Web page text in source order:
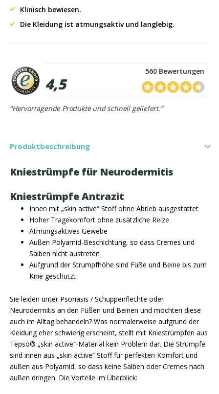
Klinisch bewiesen.
Die Kleidung ist atmungsaktiv und langlebig.
4,5
560 Bewertungen
“Hervorragende Produkte und schnell geliefert.”
Produktbeschreibung
Kniestrümpfe für Neurodermitis
Kniestrümpfe Antrazit
Innen mit „skin active“ Stoff ohne Abrieb ausgestattet
Hoher Tragekomfort ohne zusätzliche Reize
Atmungsaktives Gewebe
Außen Polyamid-Beschichtung, so dass Cremes und
Salben nicht austreten
Aufgrund der Strumpfhöhe sind Füße und Beine bis zum
Knie geschützt
Sie leiden unter Psoriasis / Schuppenflechte oder
Neurodermitis an den Füßen und Beinen und möchten diese
auch im Alltag behandeln? Was normalerweise aufgrund der
Kleidung eher schwierig erscheint, stellt mit Kniestrümpfen aus
Tepso® „skin active“-Material kein Problem dar. Die Strümpfe
sind innen aus „skin active“ Stoff für perfekten Komfort und
außen aus Polyamid, so dass keine Salben oder Cremes nach
außen dringen. Die Vorteile im Überblick: